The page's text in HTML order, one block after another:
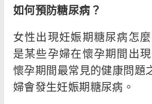
如何預防糖尿病？
女性出現妊娠期糖尿病怎
是某些孕婦在懷孕期間出
懷孕期間最常見的健康問題
婦會發生妊娠期糖尿病。